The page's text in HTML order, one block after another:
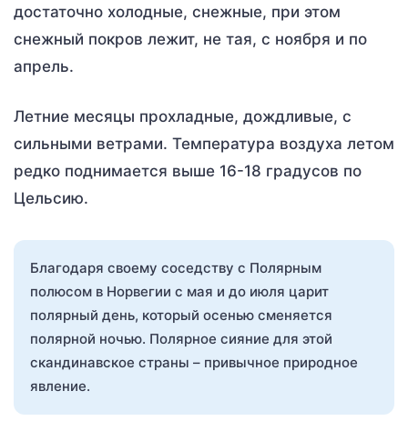
достаточно холодные, снежные, при этом
снежный покров лежит, не тая, с ноября и по
апрель.
Летние месяцы прохладные, дождливые, с
сильными ветрами. Температура воздуха летом
редко поднимается выше 16-18 градусов по
Цельсию.
Благодаря своему соседству с Полярным
полюсом в Норвегии с мая и до июля царит
полярный день, который осенью сменяется
полярной ночью. Полярное сияние для этой
скандинавское страны – привычное природное
явление.